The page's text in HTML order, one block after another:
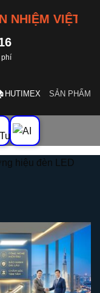
NAM
SẢN PHẨM
hiệu đèn LED